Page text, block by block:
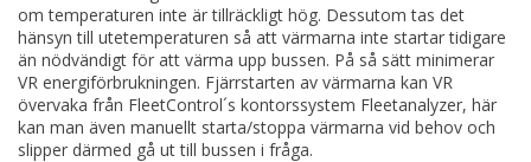
om temperaturen inte är tillräckligt hög. Dessutom tas det
hänsyn till utetemperaturen så att värmarna inte startar tidigare
än nödvändigt för att värma upp bussen. På så sätt minimerar
VR energiförbrukningen. Fjärrstarten av värmarna kan VR
övervaka från FleetControl´s kontorssystem Fleetanalyzer, här
kan man även manuellt starta/stoppa värmarna vid behov och
slipper därmed gå ut till bussen i fråga.